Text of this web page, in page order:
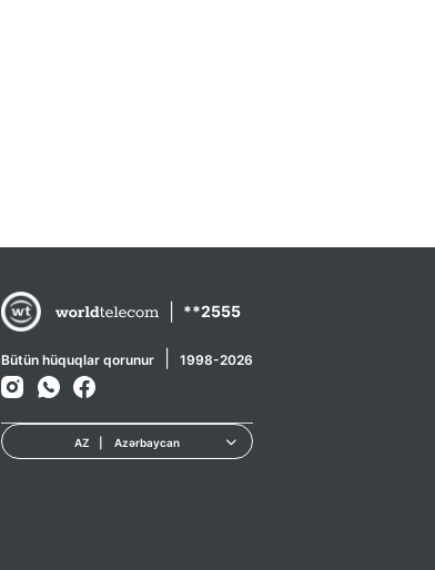
**2555
Bütün hüquqlar qorunur 1998-2026
AZ Azərbaycan